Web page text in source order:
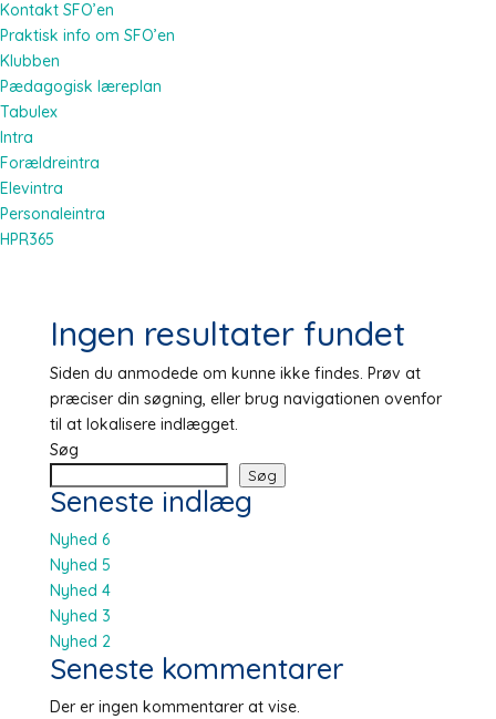
Kontakt SFO’en
Praktisk info om SFO’en
Klubben
Pædagogisk læreplan
Tabulex
Intra
Forældreintra
Elevintra
Personaleintra
HPR365
Ingen resultater fundet
Siden du anmodede om kunne ikke findes. Prøv at
præciser din søgning, eller brug navigationen ovenfor
til at lokalisere indlægget.
Søg
Søg
Seneste indlæg
Nyhed 6
Nyhed 5
Nyhed 4
Nyhed 3
Nyhed 2
Seneste kommentarer
Der er ingen kommentarer at vise.